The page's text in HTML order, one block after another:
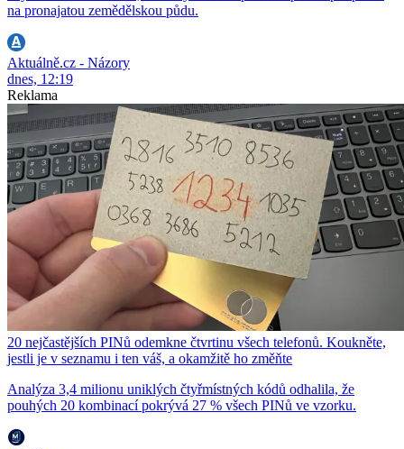
na pronajatou zemědělskou půdu.
Aktuálně.cz - Názory
dnes, 12:19
Reklama
20 nejčastějších PINů odemkne čtvrtinu všech telefonů. Koukněte,
jestli je v seznamu i ten váš, a okamžitě ho změňte
Analýza 3,4 milionu uniklých čtyřmístných kódů odhalila, že
pouhých 20 kombinací pokrývá 27 % všech PINů ve vzorku.